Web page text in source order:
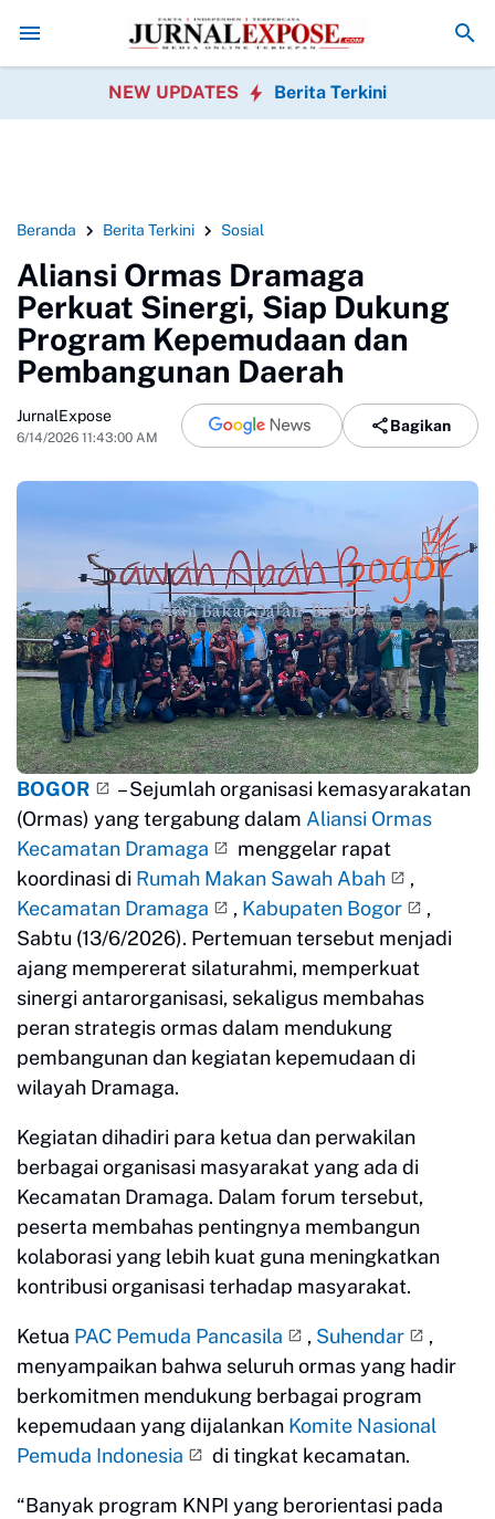
Positif, Warga Sukabumi Dapat Makan Bergizi Gratis Bulog
NEW UPDATES Berita Terkini
Beranda Berita Terkini Sosial
Aliansi Ormas Dramaga
Perkuat Sinergi, Siap Dukung
Program Kepemudaan dan
Pembangunan Daerah
JurnalExpose
6/14/2026 11:43:00 AM
Bagikan
BOGOR
– Sejumlah organisasi kemasyarakatan
(Ormas) yang tergabung dalam Aliansi Ormas
Kecamatan Dramaga
menggelar rapat
koordinasi di Rumah Makan Sawah Abah
,
Kecamatan Dramaga
, Kabupaten Bogor
,
Sabtu (13/6/2026). Pertemuan tersebut menjadi
ajang mempererat silaturahmi, memperkuat
sinergi antarorganisasi, sekaligus membahas
peran strategis ormas dalam mendukung
pembangunan dan kegiatan kepemudaan di
wilayah Dramaga.
Kegiatan dihadiri para ketua dan perwakilan
berbagai organisasi masyarakat yang ada di
Kecamatan Dramaga. Dalam forum tersebut,
peserta membahas pentingnya membangun
kolaborasi yang lebih kuat guna meningkatkan
kontribusi organisasi terhadap masyarakat.
Ketua PAC Pemuda Pancasila , Suhendar
,
menyampaikan bahwa seluruh ormas yang hadir
berkomitmen mendukung berbagai program
kepemudaan yang dijalankan Komite Nasional
Pemuda Indonesia
di tingkat kecamatan.
“Banyak program KNPI yang berorientasi pada